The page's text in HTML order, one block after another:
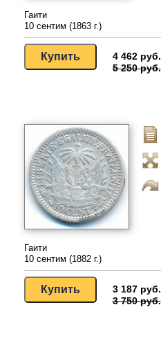
Гаити
10 сентим (1863 г.)
4 462 руб.
5 250 руб.
Гаити
10 сентим (1882 г.)
3 187 руб.
3 750 руб.